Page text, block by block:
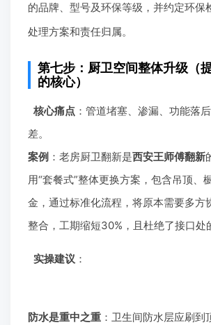
的品牌、型号及环保等级，并约定环保
处理方案和责任归属。
第七步：厨卫空间整体升级（
的核心）
核心痛点：管道堵塞、渗漏、功能落
差。
案例 ：老房厨卫翻新是西安王师傅翻新
用“套餐式”整体更换方案，包含吊顶、
金，通过标准化流程，将原本需要多方
整合，工期缩短30%，且杜绝了接口处
实操建议 ：
防水是重中之重 ：卫生间防水层应刷到